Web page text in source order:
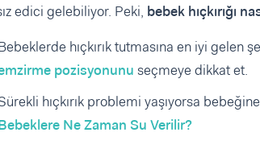
edici gelebiliyor. Peki, bebek hıçkırığı
hıçkırık tutmasına en iyi
pozisyonunu seçmeye dikkat et.
hıçkırık problemi yaşıyorsa
Ne Zaman Su Verilir?